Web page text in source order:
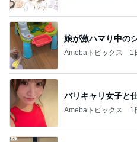
娘が激ハマり中の
Amebaトピックス 1
バリキャリ女子と
Amebaトピックス 1